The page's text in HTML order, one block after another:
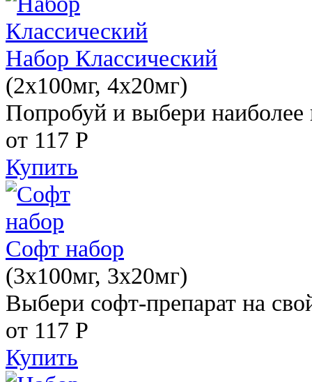
Набор Классический
(2x100мг, 4x20мг)
Попробуй и выбери наиболее
от 117 Р
Купить
Софт набор
(3x100мг, 3x20мг)
Выбери софт-препарат на
от 117 Р
Купить